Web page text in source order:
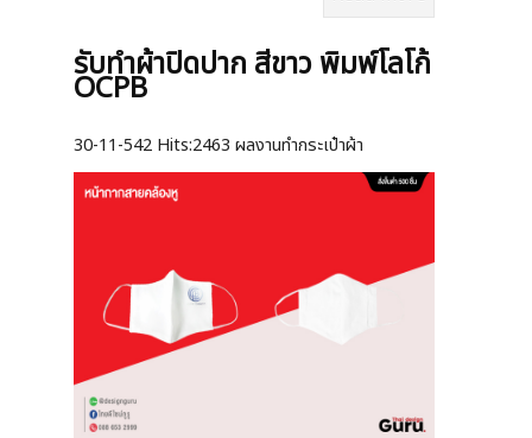
รับทำผ้าปิดปาก สีขาว พิมพ์โลโก้
OCPB
30-11-542 Hits:2463 ผลงานทำกระเป๋าผ้า